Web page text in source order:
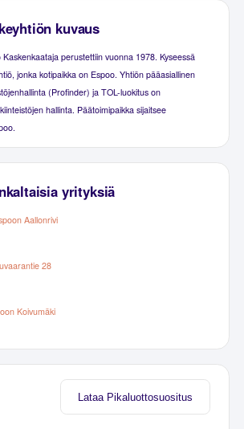
kuvaus
perustettiin vuonna 1978. Kyseessä
jonka kotipaikka on Espoo. Yhtiön pääasiallinen
(Profinder) ja TOL-luokitus on
hallinta. Päätoimipaikka sijaitsee
yrityksiä
Aallonrivi
28
Koivumäki
Lataa Pikaluottosuositus